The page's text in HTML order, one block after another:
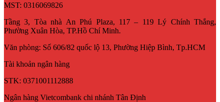
MST: 0316069826
Tầng 3, Tòa nhà An Phú Plaza, 117 – 119 Lý Chính Thắng,
Phường Xuân Hòa, TP.Hồ Chí Minh.
Văn phòng: Số 606/82 quốc lộ 13, Phường Hiệp Bình, Tp.HCM
Tài khoản ngân hàng
STK: 0371001112888
Ngân hàng Vietcombank chi nhánh Tân Định